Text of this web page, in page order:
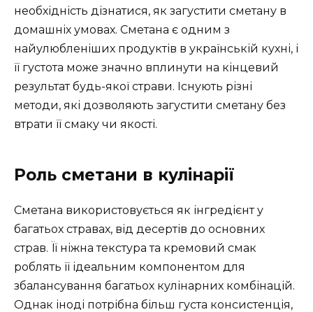
необхідність дізнатися, як загустити сметану в
домашніх умовах. Сметана є одним з
найулюбленіших продуктів в українській кухні, і
її густота може значно вплинути на кінцевий
результат будь-якої страви. Існують різні
методи, які дозволяють загустити сметану без
втрати її смаку чи якості.
Роль сметани в кулінарії
Сметана використовується як інгредієнт у
багатьох стравах, від десертів до основних
страв. Її ніжна текстура та кремовий смак
роблять її ідеальним компонентом для
збалансування багатьох кулінарних комбінацій.
Однак іноді потрібна більш густа консистенція,